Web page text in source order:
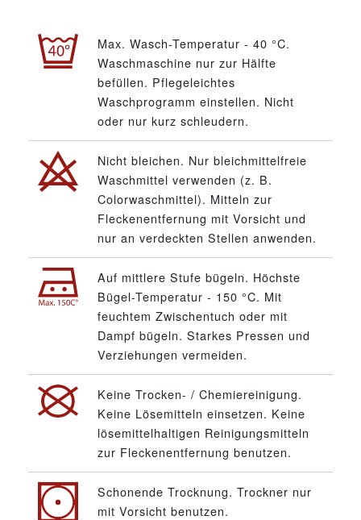
Max. Wasch-Temperatur - 40 °C.
Waschmaschine nur zur Hälfte
befüllen. Pflegeleichtes
Waschprogramm einstellen. Nicht
oder nur kurz schleudern.
Nicht bleichen. Nur bleichmittelfreie
Waschmittel verwenden (z. B.
Colorwaschmittel). Mitteln zur
Fleckenentfernung mit Vorsicht und
nur an verdeckten Stellen anwenden.
Auf mittlere Stufe bügeln. Höchste
Bügel-Temperatur - 150 °C. Mit
feuchtem Zwischentuch oder mit
Dampf bügeln. Starkes Pressen und
Verziehungen vermeiden.
Keine Trocken- / Chemiereinigung.
Keine Lösemitteln einsetzen. Keine
lösemittelhaltigen Reinigungsmitteln
zur Fleckenentfernung benutzen.
Schonende Trocknung. Trockner nur
mit Vorsicht benutzen.